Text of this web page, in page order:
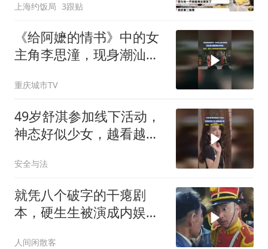
人，他每一任女朋友我都
很熟；对仪式完全没惊喜
上海约饭局 3跟贴
《给阿嬷的情书》中的女
主角李思潼，现身潮汕英
重庆城市TV
49岁舒淇参加线下活动，
神态好似少女，越看越好
安全与法
就凭八个破字的干瘪剧
本，硬生生被演成内娱无
人间闲散客